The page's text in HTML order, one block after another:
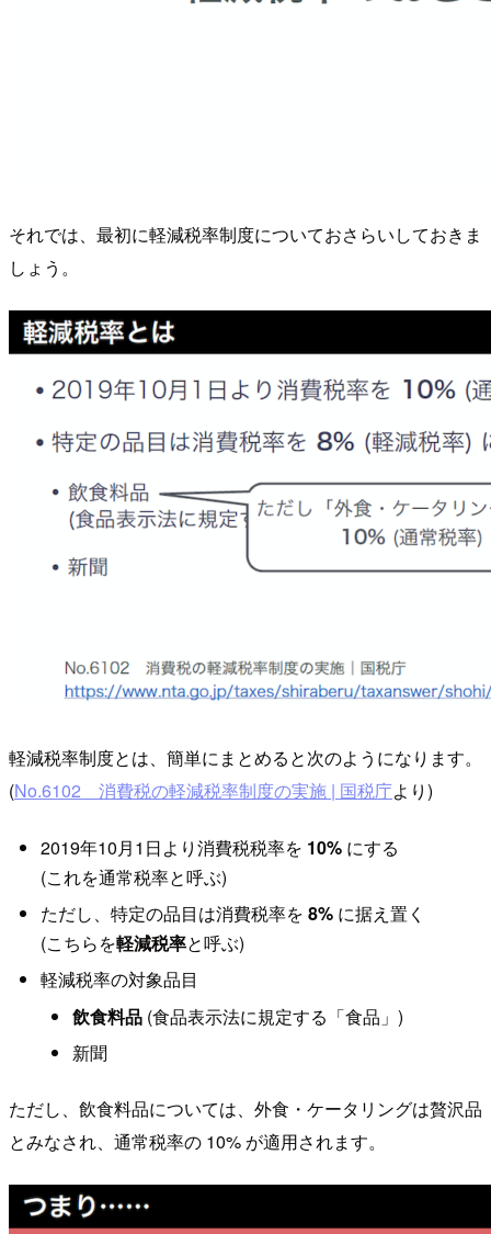
それでは、最初に軽減税率制度についておさらいしておきま
しょう。
軽減税率制度とは、簡単にまとめると次のようになります。
(No.6102 消費税の軽減税率制度の実施 | 国税庁より)
2019年10月1日より消費税税率を 10%にする
(これを通常税率と呼ぶ)
ただし、特定の品目は消費税率を 8%に据え置く
(こちらを軽減税率と呼ぶ)
軽減税率の対象品目
飲食料品(食品表示法に規定する「食品」)
新聞
ただし、飲食料品については、外食・ケータリングは贅沢品
とみなされ、通常税率の 10% が適用されます。